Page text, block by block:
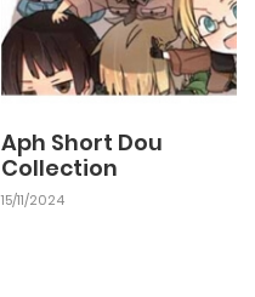
Aph Short Dou
Collection
15/11/2024